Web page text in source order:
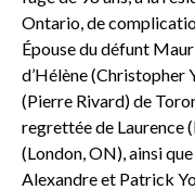
Ontario, de
Épouse du défunt
d’Hélène (Christopher
(Pierre Rivard) de
regrettée de Laurence
(London, ON), ainsi
Alexandre et Patrick